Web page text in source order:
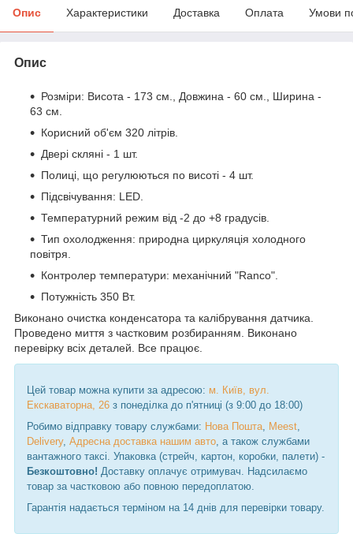
Опис Характеристики Доставка Оплата Умови
Опис
Розміри: Висота - 173 см., Довжина - 60 см., Ширина -
63 см.
Корисний об'єм 320 літрів.
Двері скляні - 1 шт.
Полиці, що регулюються по висоті - 4 шт.
Підсвічування: LED.
Температурний режим від -2 до +8 градусів.
Тип охолодження: природна циркуляція холодного
повітря.
Контролер температури: механічний "Ranco".
Потужність 350 Вт.
Виконано очистка конденсатора та калібрування датчика.
Проведено миття з частковим розбиранням. Виконано
перевірку всіх деталей. Все працює.
Цей товар можна купити за адресою: м. Київ, вул.
Екскаваторна, 26 з понеділка до п'ятниці (з 9:00 до 18:00)
Робимо відправку товару службами: Нова Пошта Meest
Delivery, Адресна доставка нашим авто , а також службами
вантажного таксі. Упаковка (стрейч, картон, коробки, палети) -
Безкоштовно! Доставку оплачує отримувач. Надсилаємо
товар за частковою або повною передоплатою.
Гарантія надається терміном на 14 днів для перевірки товару.